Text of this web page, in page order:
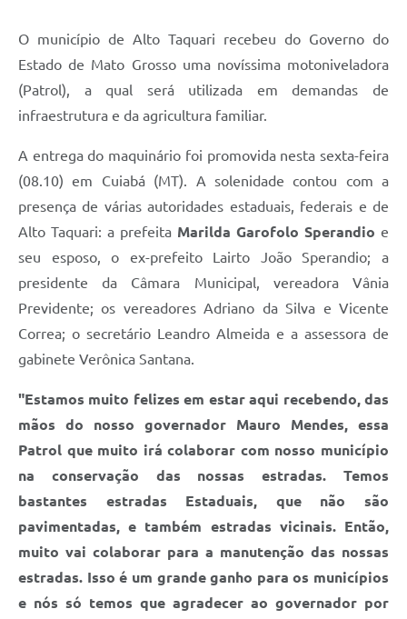
O município de Alto Taquari recebeu do Governo do
Estado de Mato Grosso uma novíssima motoniveladora
(Patrol), a qual será utilizada em demandas de
infraestrutura e da agricultura familiar.
A entrega do maquinário foi promovida nesta sexta-feira
(08.10) em Cuiabá (MT). A solenidade contou com a
presença de várias autoridades estaduais, federais e de
Alto Taquari: a prefeita Marilda Garofolo Sperandio e
seu esposo, o ex-prefeito Lairto João Sperandio; a
presidente da Câmara Municipal, vereadora Vânia
Previdente; os vereadores Adriano da Silva e Vicente
Correa; o secretário Leandro Almeida e a assessora de
gabinete Verônica Santana.
"Estamos muito felizes em estar aqui recebendo, das
mãos do nosso governador Mauro Mendes, essa
Patrol que muito irá colaborar com nosso município
na conservação das nossas estradas. Temos
bastantes estradas Estaduais, que não são
pavimentadas, e também estradas vicinais. Então,
muito vai colaborar para a manutenção das nossas
estradas. Isso é um grande ganho para os municípios
e nós só temos que agradecer ao governador por